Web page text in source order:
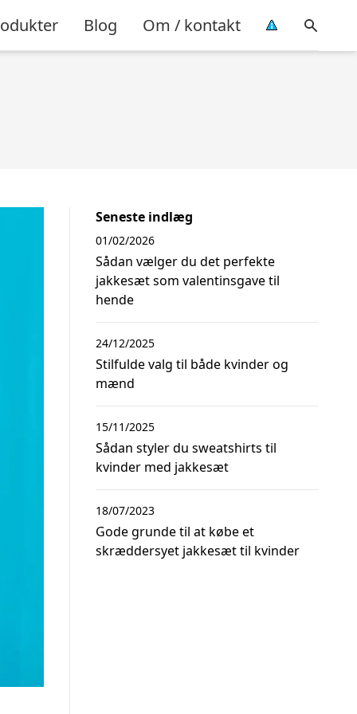
Blog Om / kontakt
Seneste indlæg
Sådan vælger du det perfekte
jakkesæt som valentinsgave til
hende
01/02/2026
Stilfulde valg til både kvinder og
mænd
24/12/2025
Sådan styler du sweatshirts til
kvinder med jakkesæt
15/11/2025
Gode grunde til at købe et
skræddersyet jakkesæt til kvinder
18/07/2023